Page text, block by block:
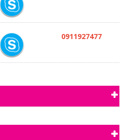
0911927477